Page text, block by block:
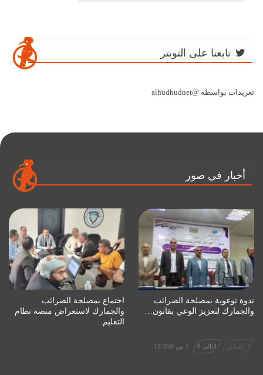
تابعنا على التويتر
تغريدات بواسطة @alhudhudnet
أخبار في صور
ندوة توعوية بمصلحة الضرائب
والجمارك لتعزيز الوعي بقانون…
اجتماع بمصلحة الضرائب
والجمارك لاستعراض منصة نظام
التعليم…
السابق التالي 1 من 11٬859